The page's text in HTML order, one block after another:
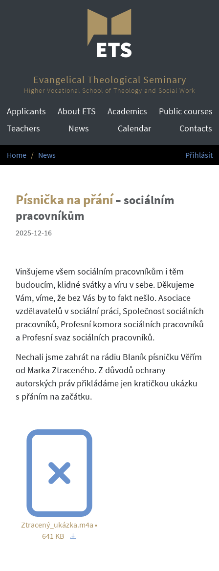
Evangelical Theological Seminary
Higher Vocational School of Theology and Social Work
Applicants About ETS Academics
Public courses
Teachers
News Calendar Contacts
Home News Přihlásit
Písnička na přání– sociálním
pracovníkům
2025-12-16
Vinšujeme všem sociálním pracovníkům i těm
budoucím, klidné svátky a víru v sebe. Děkujeme
Vám, víme, že bez Vás by to fakt nešlo. Asociace
vzdělavatelů v sociální práci, Společnost sociálních
pracovníků, Profesní komora sociálních pracovníků
a Profesní svaz sociálních pracovníků.
Nechali jsme zahrát na rádiu Blaník písničku Věřím
od Marka Ztraceného. Z důvodů ochrany
autorských práv přikládáme jen kratičkou ukázku
s přáním na začátku.
Ztracený_ukázka.m4a •
641 KB